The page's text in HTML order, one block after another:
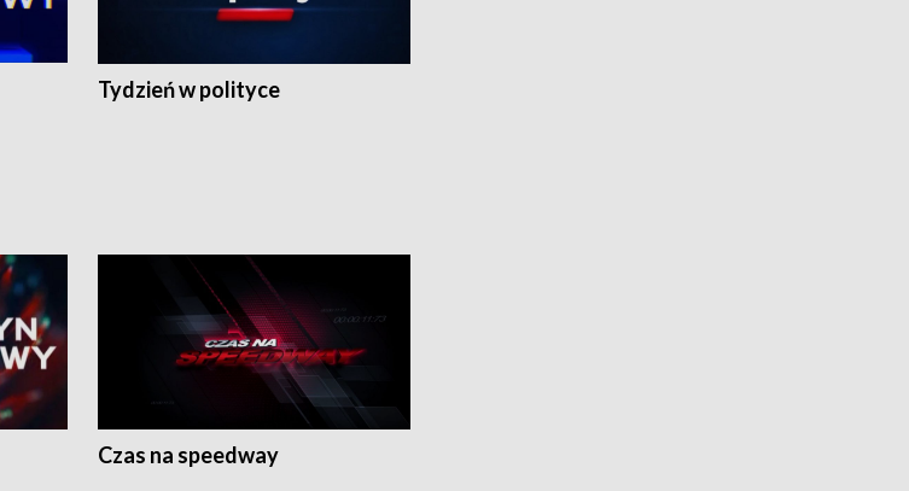
Tydzień w polityce
Czas na speedway